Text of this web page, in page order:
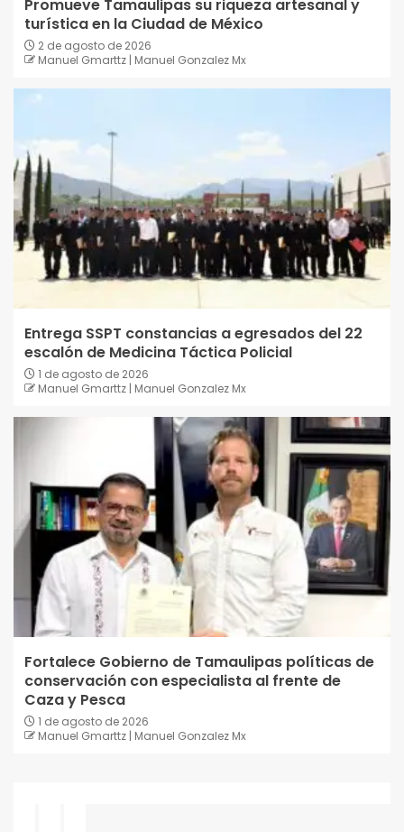
Promueve Tamaulipas su riqueza artesanal y
turística en la Ciudad de México
2 de agosto de 2026
Manuel Gmarttz | Manuel Gonzalez Mx
Entrega SSPT constancias a egresados del 22
escalón de Medicina Táctica Policial
1 de agosto de 2026
Manuel Gmarttz | Manuel Gonzalez Mx
Fortalece Gobierno de Tamaulipas políticas de
conservación con especialista al frente de
Caza y Pesca
1 de agosto de 2026
Manuel Gmarttz | Manuel Gonzalez Mx